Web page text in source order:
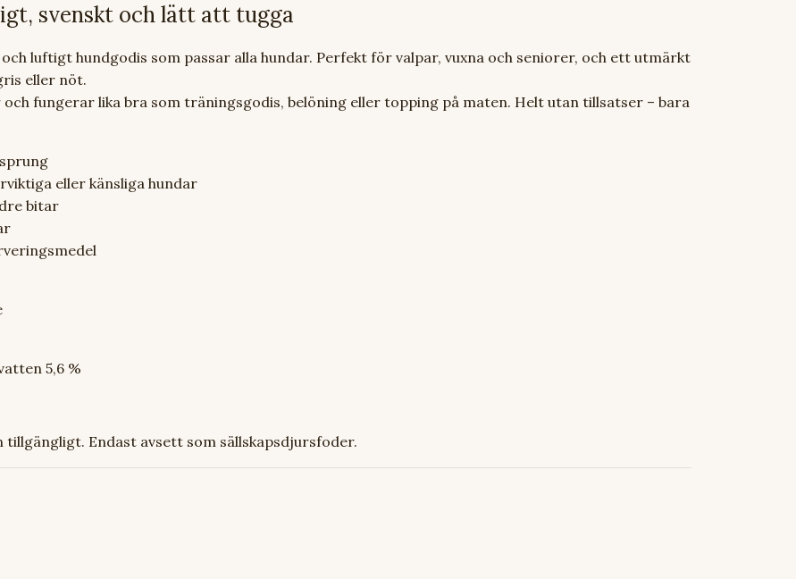
svenskt och lätt att tugga
luftigt hundgodis som passar alla hundar. Perfekt för valpar, vuxna och seniorer, och ett utmärkt
eller nöt.
fungerar lika bra som träningsgodis, belöning eller topping på maten. Helt utan tillsatser – bara
eller känsliga hundar
bitar
5,6 %
Endast avsett som sällskapsdjursfoder.